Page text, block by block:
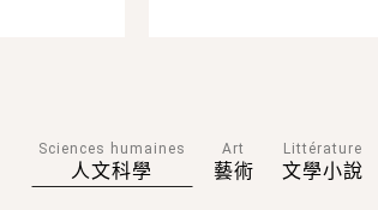
Sciences humaines
人文科學
Art
藝術
Littérature
文學小說